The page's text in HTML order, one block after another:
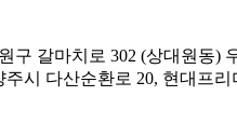
구 갈마치로 302 (상대원동)
시 다산순환로 20, 현대프리